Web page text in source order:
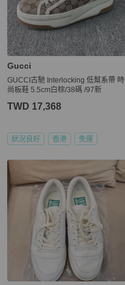
Gucci
GUCCI古馳 Interlocking 低幫系帶 時
尚板鞋 5.5cm白棕/38碼 /97新
TWD 17,368
狀況良好 香港 免運